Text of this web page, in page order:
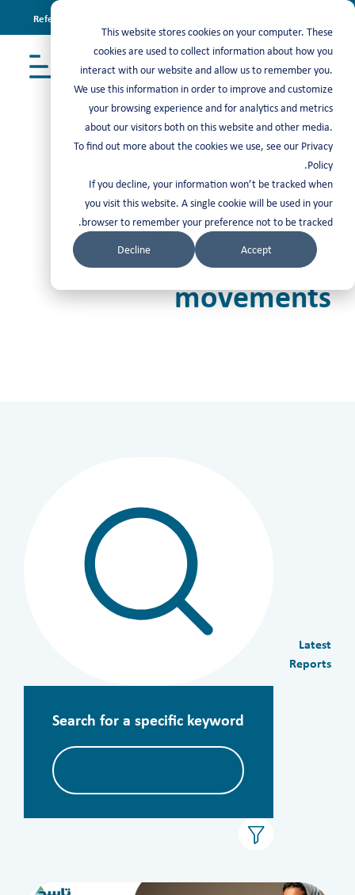
This website stores cookies on your computer. These
cookies are used to collect information about how you
interact with our website and allow us to remember you.
We use this information in order to improve and customize
your browsing experience and for analytics and metrics
about our visitors both on this website and other media.
To find out more about the cookies we use, see our Privacy
Policy.
If you decline, your information won’t be tracked when
you visit this website. A single cookie will be used in your
browser to remember your preference not to be tracked.
Accept
Decline
Refer & earn with the new TASC Referral Program
مرئيات
Stay in the know
of the industry’s
movements
Latest
Reports
Search for a specific keyword